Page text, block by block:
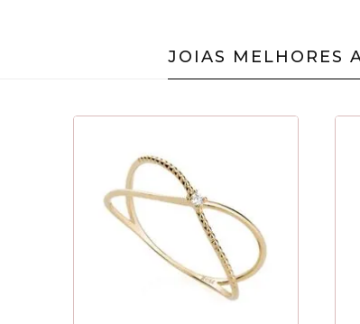
JOIAS MELHORES